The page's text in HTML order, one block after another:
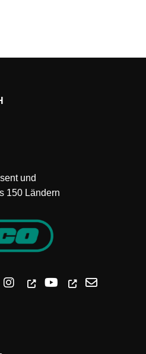
und
150 Ländern